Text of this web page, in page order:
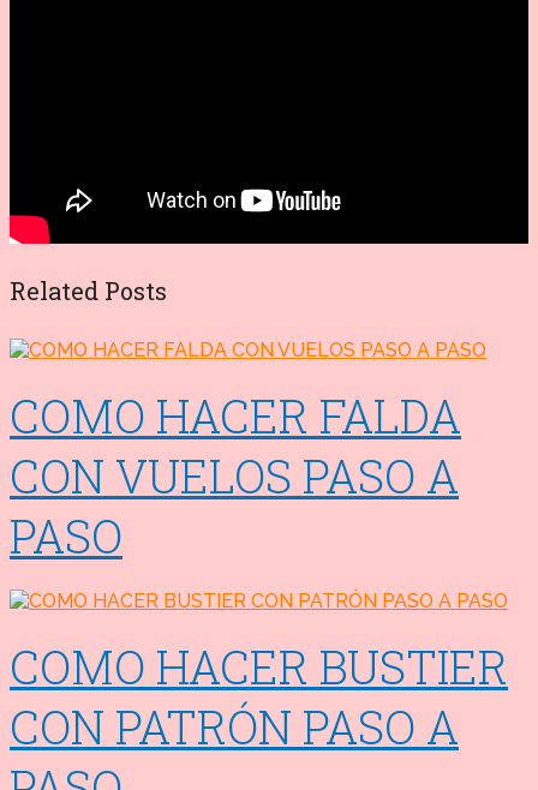
Related Posts
COMO HACER FALDA
CON VUELOS PASO A
PASO
COMO HACER BUSTIER
CON PATRÓN PASO A